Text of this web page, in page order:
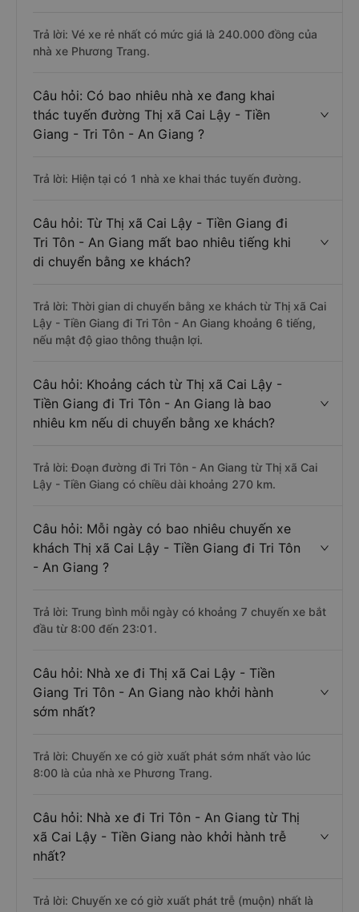
Trả lời: Vé xe rẻ nhất có mức giá là 240.000 đồng của
nhà xe Phương Trang.
Câu hỏi: Có bao nhiêu nhà xe đang khai
thác tuyến đường Thị xã Cai Lậy - Tiền
Giang - Tri Tôn - An Giang ?
Trả lời: Hiện tại có 1 nhà xe khai thác tuyến đường.
Câu hỏi: Từ Thị xã Cai Lậy - Tiền Giang đi
Tri Tôn - An Giang mất bao nhiêu tiếng khi
di chuyển bằng xe khách?
Trả lời: Thời gian di chuyển bằng xe khách từ Thị xã Cai
Lậy - Tiền Giang đi Tri Tôn - An Giang khoảng 6 tiếng,
nếu mật độ giao thông thuận lợi.
Câu hỏi: Khoảng cách từ Thị xã Cai Lậy -
Tiền Giang đi Tri Tôn - An Giang là bao
nhiêu km nếu di chuyển bằng xe khách?
Trả lời: Đoạn đường đi Tri Tôn - An Giang từ Thị xã Cai
Lậy - Tiền Giang có chiều dài khoảng 270 km.
Câu hỏi: Mỗi ngày có bao nhiêu chuyến xe
khách Thị xã Cai Lậy - Tiền Giang đi Tri Tôn
- An Giang ?
Trả lời: Trung bình mỗi ngày có khoảng 7 chuyến xe bắt
đầu từ 8:00 đến 23:01.
Câu hỏi: Nhà xe đi Thị xã Cai Lậy - Tiền
Giang Tri Tôn - An Giang nào khởi hành
sớm nhất?
Trả lời: Chuyến xe có giờ xuất phát sớm nhất vào lúc
8:00 là của nhà xe Phương Trang.
Câu hỏi: Nhà xe đi Tri Tôn - An Giang từ Thị
xã Cai Lậy - Tiền Giang nào khởi hành trễ
nhất?
Trả lời: Chuyến xe có giờ xuất phát trễ (muộn) nhất là